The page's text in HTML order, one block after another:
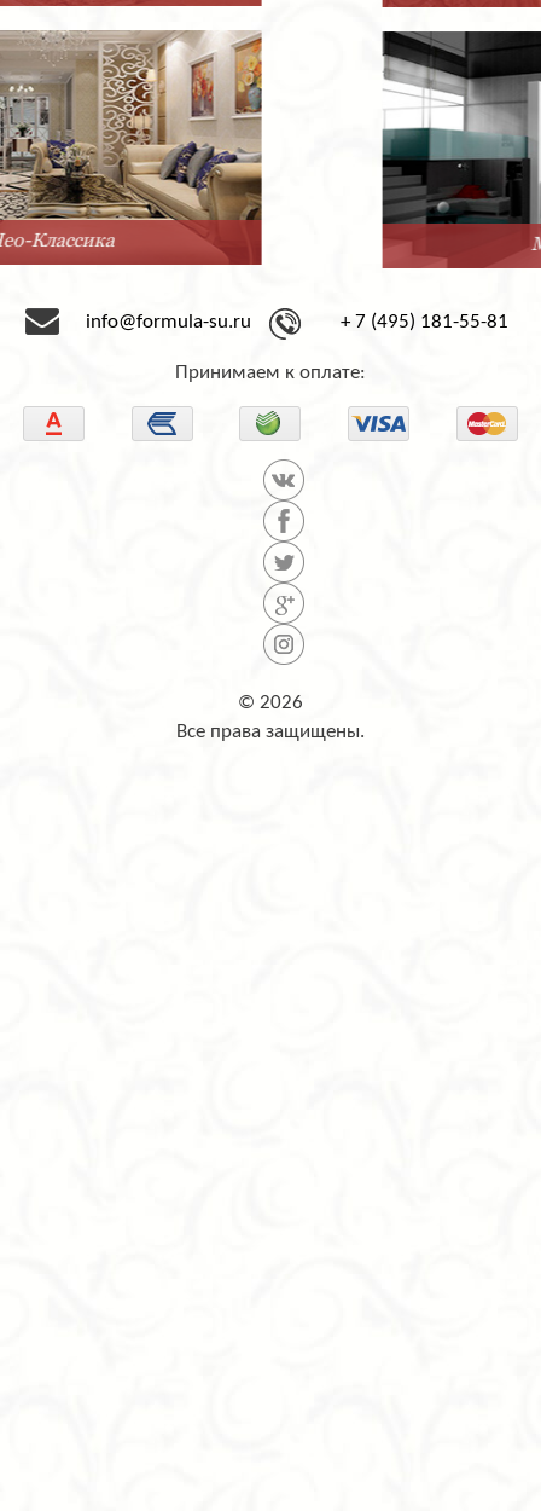
Минимализм
info@formula-su.ru + 7 (495) 181-55-81
Принимаем к оплате:
© 2026
Все права защищены.